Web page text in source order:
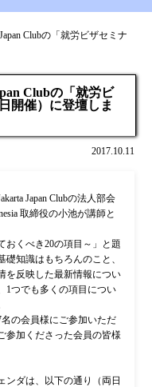
Clubの「就労ビザセミナ
Clubの「就労ビ
開催）に登壇しま
2017.10.11
Japan Clubの法人部会
取締役の小池が講師と
おくべき20の項目～」と題
知識はもちろんのこと、
を反映した最新情報につい
1つでも多くの項目につい
の会員様にご参加いただ
参加くださった会員の皆様
ンダは、以下の通り（両日